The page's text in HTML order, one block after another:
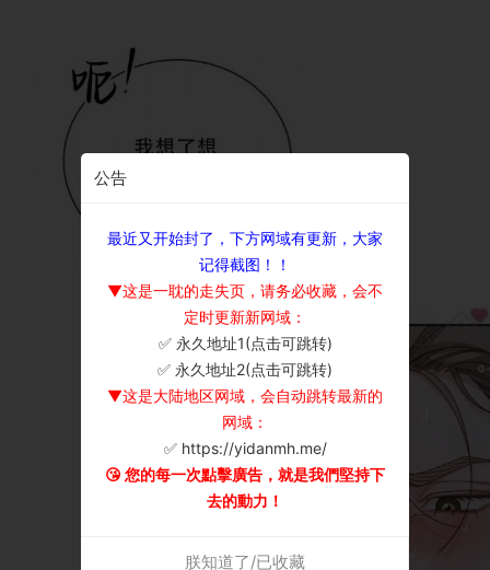
公告
最近又开始封了，下方网域有更新，大家
记得截图！！
▼这是一耽的走失页，请务必收藏，会不
定时更新新网域：
✅ 永久地址1(点击可跳转)
✅ 永久地址2(点击可跳转)
▼这是大陆地区网域，会自动跳转最新的
网域：
✅ https://yidanmh.me/
😘 您的每一次點擊廣告，就是我們堅持下
去的動力！
朕知道了/已收藏